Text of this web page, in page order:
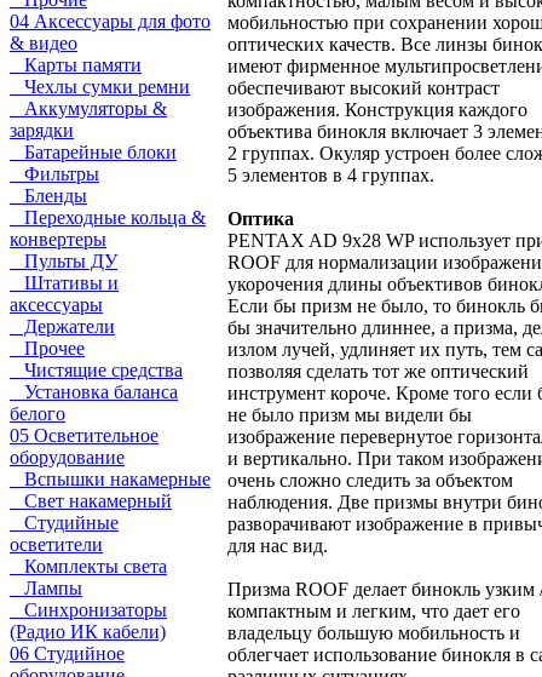
04 Аксессуары для фото
& видео
Карты памяти
Чехлы сумки ремни
Аккумуляторы &
зарядки
Батарейные блоки
Фильтры
Бленды
Переходные кольца &
конвертеры
Пульты ДУ
Штативы и
аксессуары
Держатели
Прочее
Чистящие средства
Установка баланса
белого
05 Осветительное
оборудование
Вспышки накамерные
Свет накамерный
Студийные
осветители
Комплекты света
Лампы
Синхронизаторы
(Радио ИК кабели)
06 Студийное
мобильностью при сохранении
оптических качеств. Все линзы
имеют фирменное
обеспечивают высокий контраст
изображения. Конструкция каждого
объектива бинокля включает 3
2 группах. Окуляр устроен более
5 элементов в 4 группах.
Оптика
PENTAX AD 9x28 WP использует
ROOF для нормализации
укорочения длины объективов
Если бы призм не было, то бинокль
бы значительно длиннее, а призма,
излом лучей, удлиняет их путь, тем
позволяя сделать тот же оптический
инструмент короче. Кроме того если
не было призм мы видели бы
изображение перевернутое
и вертикально. При таком
очень сложно следить за объектом
наблюдения. Две призмы внутри
разворачивают изображение в
для нас вид.
Призма ROOF делает бинокль узким
компактным и легким, что дает его
владельцу большую мобильность и
облегчает использование бинокля в